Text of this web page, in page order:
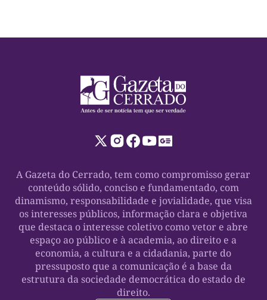
A Gazeta do Cerrado, tem como compromisso gerar
conteúdo sólido, conciso e fundamentado, com
dinamismo, responsabilidade e jovialidade, que visa
os interesses públicos, informação clara e objetiva
que destaca o interesse coletivo como vetor e abre
espaço ao público e à academia, ao direito e a
economia, a cultura e a cidadania, parte do
pressuposto que a comunicação é a base da
estrutura da sociedade democrática do estado de
direito.